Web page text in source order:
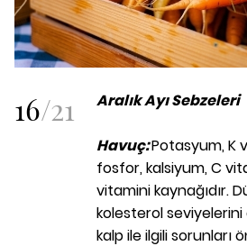
16/21 Aralık Ayı Sebzeleri
Havuç:Potasyum, K
fosfor, kalsiyum, C
vitamini kaynağıdır.
kolesterol seviyelerini
kalp ile ilgili sorunları